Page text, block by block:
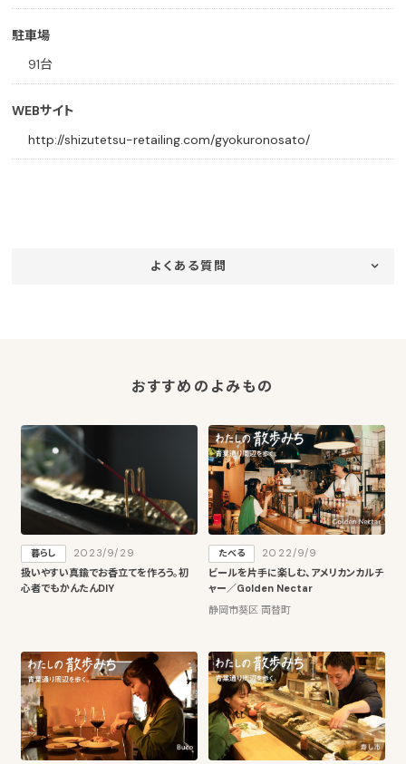
駐車場
91台
WEBサイト
http://shizutetsu-retailing.com/gyokuronosato/
よくある質問
おすすめのよみもの
暮らし
2023/9/29
扱いやすい真鍮でお香立てを作ろう。初
心者でもかんたんDIY
たべる
2022/9/9
ビールを片手に楽しむ、アメリカンカルチ
ャー／Golden Nectar
静岡市葵区 両替町